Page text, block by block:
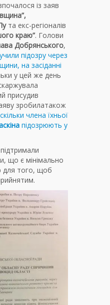
із заяв
та екс-регіоналів
краю”. Голови
Добрянського,
підозру через
на засіданні
у цей же день
присудив
зробилатакож
члена їхньої
підозрюють у
що є мінімально
для того, щоб